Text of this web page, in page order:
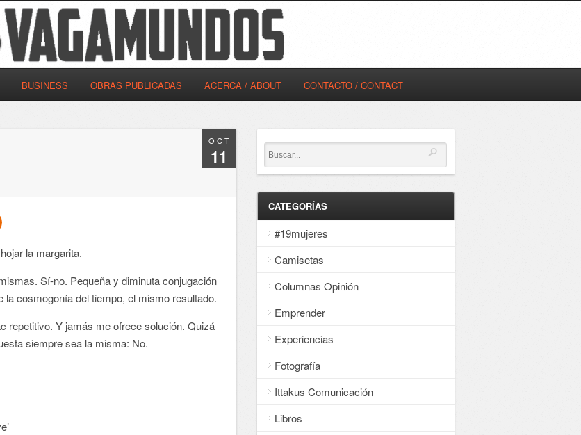
BUSINESS OBRAS PUBLICADAS ACERCA / ABOUT CONTACTO / CONTACT
OCT
11
la margarita.
Sí-no. Pequeña y diminuta conjugación
cosmogonía del tiempo, el mismo resultado.
repetitivo. Y jamás me ofrece solución. Quizá
siempre sea la misma: No.
CATEGORÍAS
#19mujeres
Camisetas
Columnas Opinión
Emprender
Experiencias
Fotografía
Ittakus Comunicación
Libros